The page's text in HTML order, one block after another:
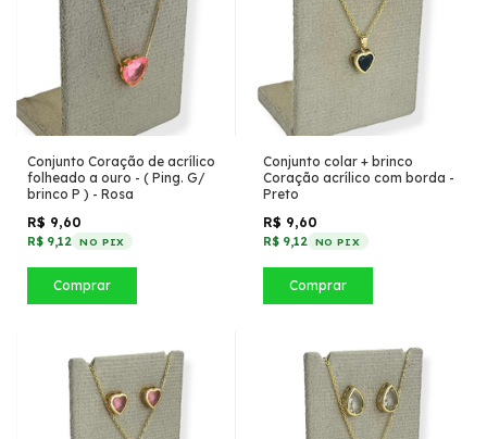
Conjunto Coração de acrílico
folheado a ouro - ( Ping. G/
brinco P ) - Rosa
R$ 9,60
R$ 9,12 NO PIX
Comprar
Conjunto colar + brinco
Coração acrílico com borda -
Preto
R$ 9,60
R$ 9,12 NO PIX
Comprar